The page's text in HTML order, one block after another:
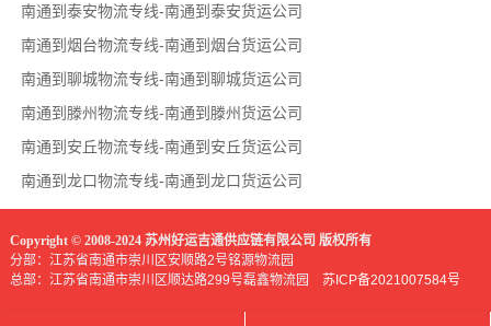
南通到泰安物流专线-南通到泰安货运公司
南通到烟台物流专线-南通到烟台货运公司
南通到聊城物流专线-南通到聊城货运公司
南通到滕州物流专线-南通到滕州货运公司
南通到安丘物流专线-南通到安丘货运公司
南通到龙口物流专线-南通到龙口货运公司
Copyright © 2008-2024 苏州好运吉通供应链有限公司 版权所有
分部：江苏省南通市崇川区安顺路2号铭源物流园
总部：江苏省南通市崇川区顺达路299号磊鑫物流园 苏ICP备2021007584号